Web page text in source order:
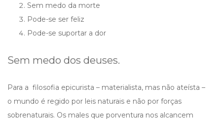
Sem medo da morte
Pode-se ser feliz
Pode-se suportar a dor
Sem medo dos deuses.
Para a filosofia epicurista – materialista, mas não ateísta –
o mundo é regido por leis naturais e não por forças
sobrenaturais. Os males que porventura nos alcancem